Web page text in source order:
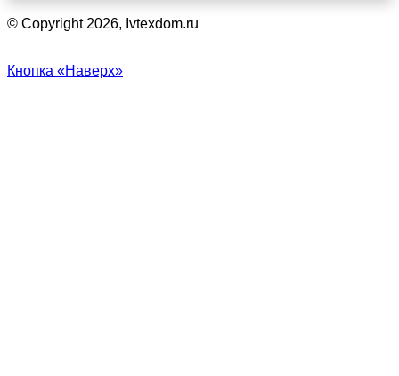
© Copyright 2026, Ivtexdom.ru
Кнопка «Наверх»